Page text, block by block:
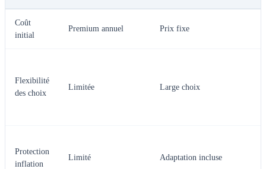
Coût
initial
Premium annuel Prix fixe
Flexibilité
des choix
Limitée Large choix
Protection
inflation
Limité Adaptation incluse